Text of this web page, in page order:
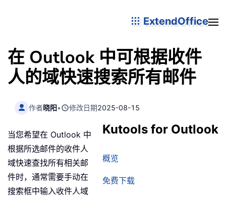
ExtendOffice
在 Outlook 中可根据收件
人的域快速搜索所有邮件
作者晓阳• 修改日期2025-08-15
Kutools for Outlook
概览
免费下载
当您希望在 Outlook 中
根据所选邮件的收件人
域快速查找所有相关邮
件时，通常需要手动在
搜索框中输入收件人域